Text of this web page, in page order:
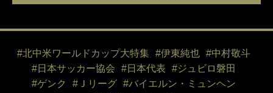
#北中米ワールドカップ大特集 #伊東純也
#中村敬斗
#日本サッカー協会
#日本代表
#ジュビロ磐田
#ゲンク
#Ｊリーグ
#バイエルン・ミュンヘン